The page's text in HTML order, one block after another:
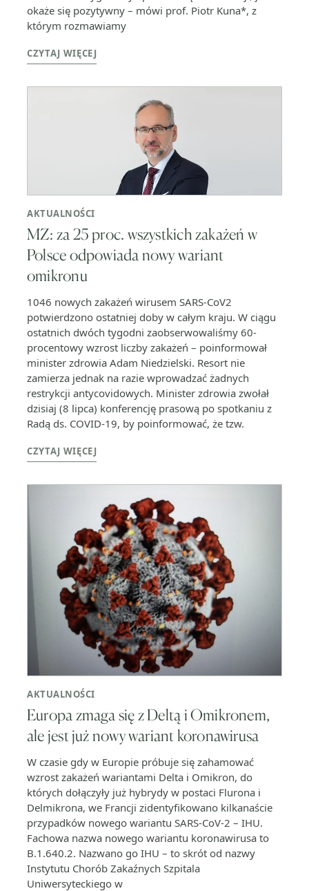
okaże się pozytywny – mówi prof. Piotr Kuna*, z
którym rozmawiamy
CZYTAJ WIĘCEJ
AKTUALNOŚCI
MZ: za 25 proc. wszystkich zakażeń w
Polsce odpowiada nowy wariant
omikronu
1046 nowych zakażeń wirusem SARS-CoV2
potwierdzono ostatniej doby w całym kraju. W ciągu
ostatnich dwóch tygodni zaobserwowaliśmy 60-
procentowy wzrost liczby zakażeń – poinformował
minister zdrowia Adam Niedzielski. Resort nie
zamierza jednak na razie wprowadzać żadnych
restrykcji antycovidowych. Minister zdrowia zwołał
dzisiaj (8 lipca) konferencję prasową po spotkaniu z
Radą ds. COVID-19, by poinformować, że tzw.
CZYTAJ WIĘCEJ
AKTUALNOŚCI
Europa zmaga się z Deltą i Omikronem,
ale jest już nowy wariant koronawirusa
W czasie gdy w Europie próbuje się zahamować
wzrost zakażeń wariantami Delta i Omikron, do
których dołączyły już hybrydy w postaci Flurona i
Delmikrona, we Francji zidentyfikowano kilkanaście
przypadków nowego wariantu SARS-CoV-2 – IHU.
Fachowa nazwa nowego wariantu koronawirusa to
B.1.640.2. Nazwano go IHU – to skrót od nazwy
Instytutu Chorób Zakaźnych Szpitala
Uniwersyteckiego w